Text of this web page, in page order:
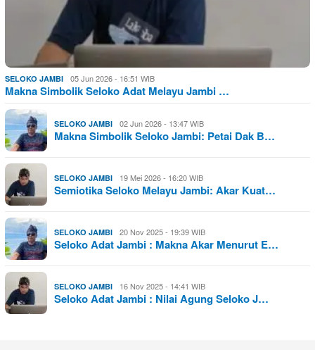
SELOKO JAMBI 05 Jun 2026 - 16:51 WIB
Makna Simbolik Seloko Adat Melayu Jambi …
SELOKO JAMBI 02 Jun 2026 - 13:47 WIB
Makna Simbolik Seloko Jambi: Petai Dak B…
SELOKO JAMBI 19 Mei 2026 - 16:20 WIB
Semiotika Seloko Melayu Jambi: Akar Kuat…
SELOKO JAMBI 20 Nov 2025 - 19:39 WIB
Seloko Adat Jambi : Makna Akar Menurut E…
SELOKO JAMBI 16 Nov 2025 - 14:41 WIB
Seloko Adat Jambi : Nilai Agung Seloko J…